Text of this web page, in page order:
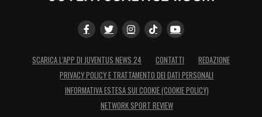
SCARICA L’APP DI JUVENTUS NEWS 24 CONTATTI
REDAZIONE
PRIVACY POLICY E TRATTAMENTO DEI DATI PERSONALI
INFORMATIVA ESTESA SUI COOKIE (COOKIE POLICY)
NETWORK SPORT REVIEW